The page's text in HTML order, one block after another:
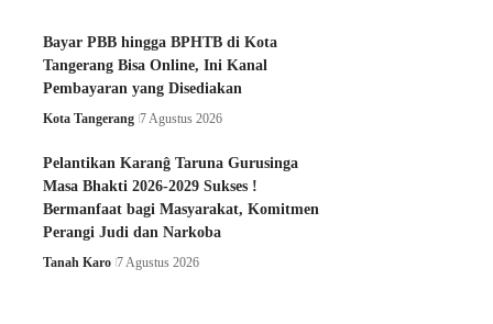
Bayar PBB hingga BPHTB di Kota
Tangerang Bisa Online, Ini Kanal
Pembayaran yang Disediakan
Kota Tangerang 7 Agustus 2026
Pelantikan Karanĝ Taruna Gurusinga
Masa Bhakti 2026-2029 Sukses !
Bermanfaat bagi Masyarakat, Komitmen
Perangi Judi dan Narkoba
Tanah Karo 7 Agustus 2026